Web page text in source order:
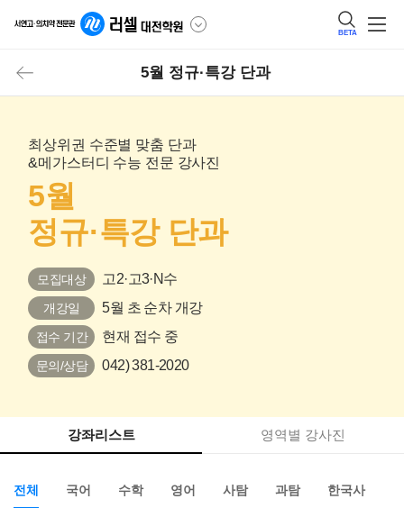
BETA
5월 정규·특강 단과
최상위권 수준별 맞춤 단과
&메가스터디 수능 전문 강사진
5월
정규·특강 단과
모집대상 고2·고3·N수
개강일 5월 초 순차 개강
접수 기간 현재 접수 중
문의/상담 042) 381-2020
강좌리스트 영역별 강사진
전체 국어 수학 영어 사탐 과탐 한국사